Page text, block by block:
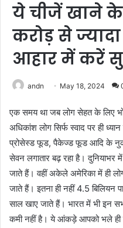
ये चीजें खाने के
करोड़ से
आहार में करें
andn May 18, 2024
एक समय था जब लोग सेहत के
अधिकांश लोग सिर्फ स्वाद पर ही
प्रोसेस्ड फूड, पैकेज्ड फूड आदि के
सेवन लगातार बढ़ रहा है। दुनियाभर
जाते हैं। वहीं अकेले अमेरिका में ही
जाते हैं। इतना ही नहीं 4.5
साल खाए जाते हैं। भारत में भी इन
कमी नहीं है। ये आंकड़े आपको भले ही